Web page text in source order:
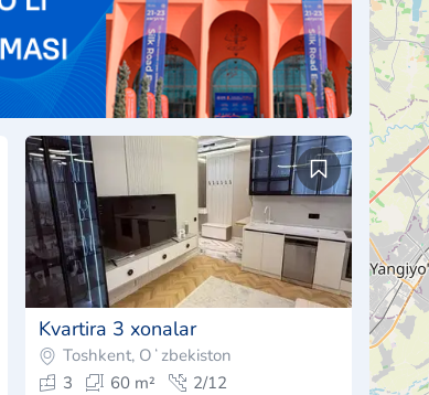
Turarjoy majmuasi Mirobod shoh
ko'chasi - Or-r kasalxona bozori - 3/2/12
60m2 - Monolit - al…
$266,000
Kontaktlarni ko'rsatish